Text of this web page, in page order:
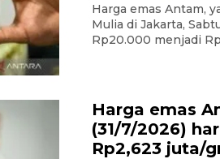
Harga emas Antam,
Mulia di Jakarta,
Rp20.000 menjadi
Harga emas
(31/7/2026)
Rp2,623 juta/